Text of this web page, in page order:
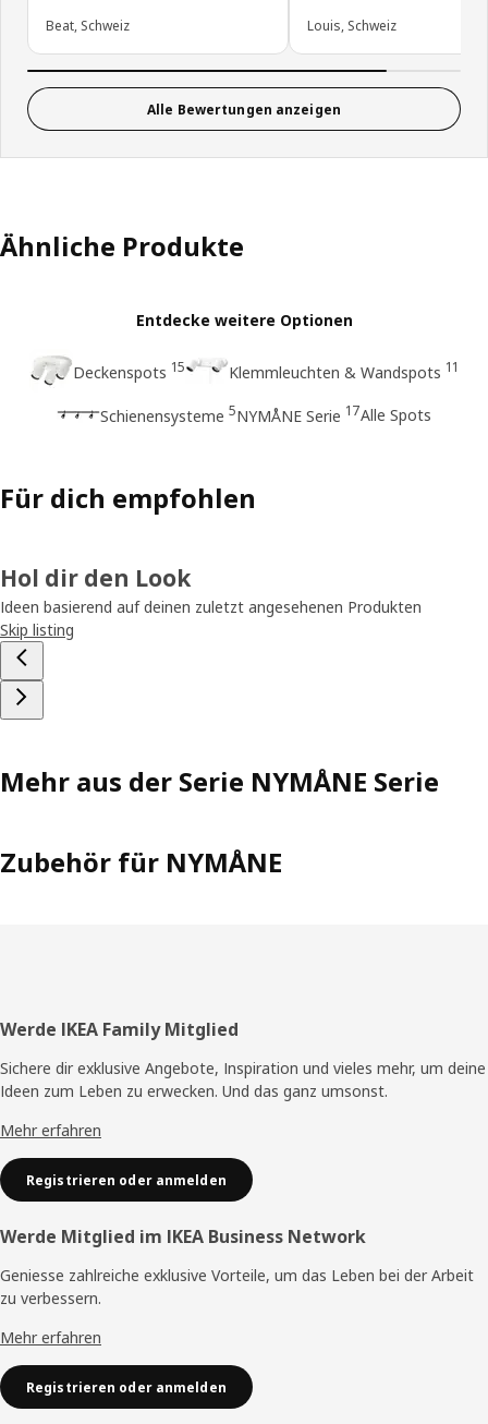
Beat, Schweiz Louis, Schweiz
Alle Bewertungen anzeigen
Ähnliche Produkte
Entdecke weitere Optionen
Deckenspots 15 Klemmleuchten & Wandspots 11
Schienensysteme 5NYMÅNE Serie 17Alle Spots
Für dich empfohlen
Hol dir den Look
Ideen basierend auf deinen zuletzt angesehenen Produkten
Skip listing
Mehr aus der Serie NYMÅNE Serie
Zubehör für NYMÅNE
Fusszeile
Werde IKEA Family Mitglied
Sichere dir exklusive Angebote, Inspiration und vieles mehr, um deine
Ideen zum Leben zu erwecken. Und das ganz umsonst.
Mehr erfahren
Registrieren oder anmelden
Werde Mitglied im IKEA Business Network
Geniesse zahlreiche exklusive Vorteile, um das Leben bei der Arbeit
zu verbessern.
Mehr erfahren
Registrieren oder anmelden